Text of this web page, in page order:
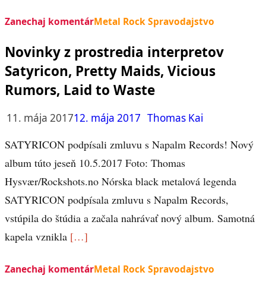
Zanechaj komentárMetal Rock Spravodajstvo
Novinky z prostredia interpretov
Satyricon, Pretty Maids, Vicious
Rumors, Laid to Waste
11. mája 201712. mája 2017 Thomas Kai
SATYRICON podpísali zmluvu s Napalm Records! Nový
album túto jeseň 10.5.2017 Foto: Thomas
Hysvær/Rockshots.no Nórska black metalová legenda
SATYRICON podpísala zmluvu s Napalm Records,
vstúpila do štúdia a začala nahrávať nový album. Samotná
kapela vznikla […]
Zanechaj komentárMetal Rock Spravodajstvo